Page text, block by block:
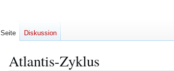
Atlantis-Zyklus
Seite Diskussion